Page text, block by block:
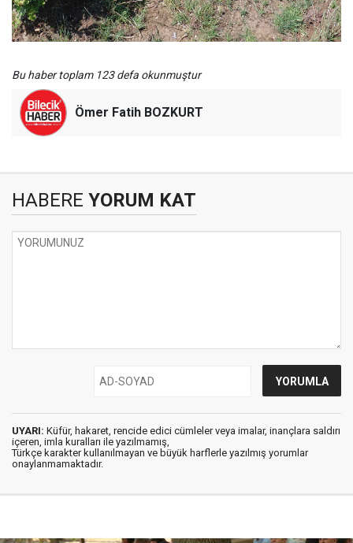
Bu haber toplam 123 defa okunmuştur
Ömer Fatih BOZKURT
HABERE YORUM KAT
UYARI: Küfür, hakaret, rencide edici cümleler veya imalar, inançlara saldırı
içeren, imla kuralları ile yazılmamış,
Türkçe karakter kullanılmayan ve büyük harflerle yazılmış yorumlar
onaylanmamaktadır.